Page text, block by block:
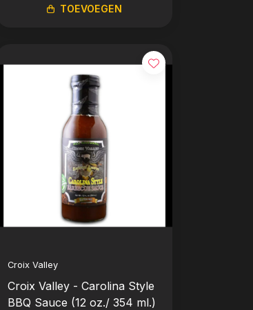
TOEVOEGEN
Croix Valley
Croix Valley - Carolina Style
BBQ Sauce (12 oz./ 354 ml.)